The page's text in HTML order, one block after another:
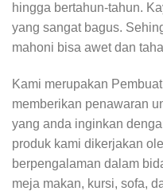
hingga bertahun-tahun.
yang sangat bagus.
mahoni bisa awet dan
Kami merupakan
memberikan penawaran
yang anda inginkan
produk kami dikerjakan
berpengalaman dalam
meja makan, kursi, sofa,